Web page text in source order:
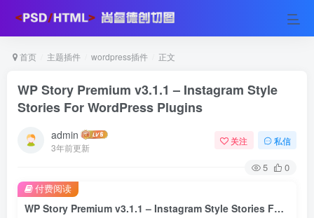
首页 主题插件 wordpress插件 正文
WP Story Premium v3.1.1 – Instagram Style
Stories For WordPress Plugins
admin
3年前更新
关注 私信
5 0
WP Story Premium v3.1.1 – Instagram Style Stories For WordPress Plugins
付费阅读